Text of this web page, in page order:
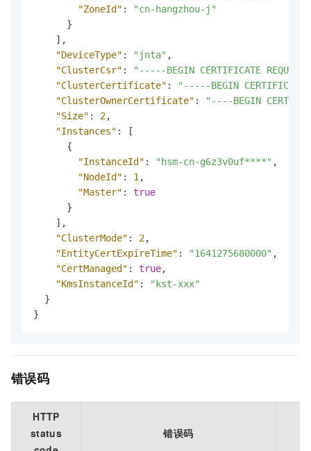
"ZoneId" :
"cn-hangzhou-j"
}
] ,
"DeviceType" : "jnta" ,
"ClusterCsr" :
"-----BEGIN CERTIFICATE
"ClusterCertificate" :
"-----BEGIN
"ClusterOwnerCertificate" :
"----BEGIN
"Size" : 2,
"Instances" :
[
{
"InstanceId" : "hsm-cn-g6z3v0uf****" ,
"NodeId" : 1 ,
"Master" :
true
}
] ,
"ClusterMode" : 2,
"EntityCertExpireTime" : "1641275680000" ,
"CertManaged" : true,
"KmsInstanceId" :
"kst-xxx"
}
}
错误码
HTTP
status
错误码